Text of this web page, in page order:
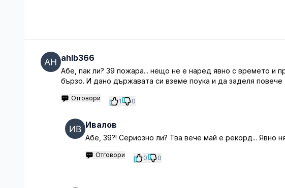
ahlb366
Абе, пак ли? 39 пожара... нещо не е наред явно с времето и
бързо. И дано държавата си вземе поука и да заделя повече
Отговори 1 0
Ивалов
Абе, 39?! Сериозно ли? Тва вече май е рекорд... Явно
Отговори 0 0